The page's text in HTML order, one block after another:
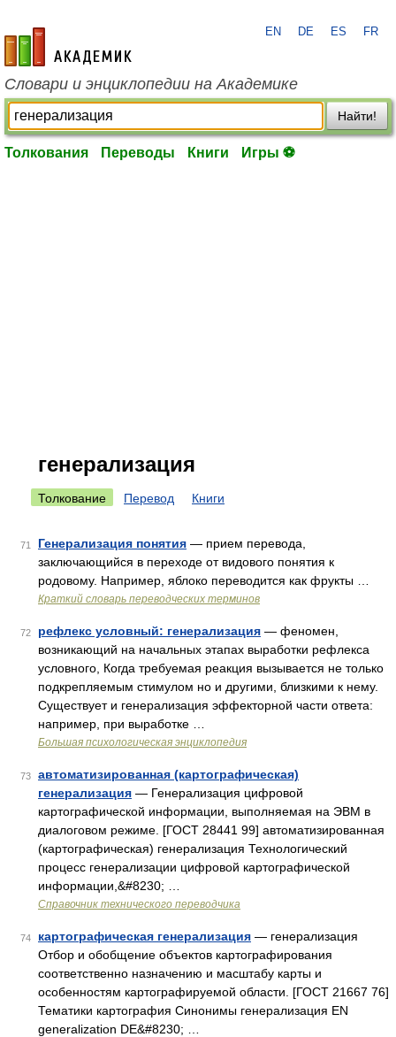
academic.ru
EN DE ES FR
Словари и энциклопедии на Академике
Найти!
Толкования Переводы Книги Игры ⚽
генерализация
Толкование Перевод Книги
71 Генерализация понятия — прием перевода,
заключающийся в переходе от видового понятия к
родовому. Например, яблоко переводится как фрукты …
Краткий словарь переводческих терминов
72 рефлекс условный: генерализация — феномен,
возникающий на начальных этапах выработки рефлекса
условного, Когда требуемая реакция вызывается не только
подкрепляемым стимулом но и другими, близкими к нему.
Существует и генерализация эффекторной части ответа:
например, при выработке …
Большая психологическая энциклопедия
73
автоматизированная (картографическая)
генерализация — Генерализация цифровой
картографической информации, выполняемая на ЭВМ в
диалоговом режиме. [ГОСТ 28441 99] автоматизированная
(картографическая) генерализация Технологический
процесс генерализации цифровой картографической
информации,&#8230; …
Справочник технического переводчика
74 картографическая генерализация — генерализация
Отбор и обобщение объектов картографирования
соответственно назначению и масштабу карты и
особенностям картографируемой области. [ГОСТ 21667 76]
Тематики картография Синонимы генерализация EN
generalization DE&#8230; …